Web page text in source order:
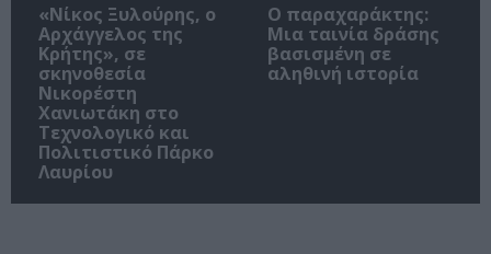
«Νίκος Ξυλούρης, ο
Αρχάγγελος της
Κρήτης», σε
σκηνοθεσία
Νικορέστη
Χανιωτάκη στο
Τεχνολογικό και
Πολιτιστικό Πάρκο
Λαυρίου
Ο παραχαράκτης:
Μια ταινία δράσης
βασισμένη σε
αληθινή ιστορία